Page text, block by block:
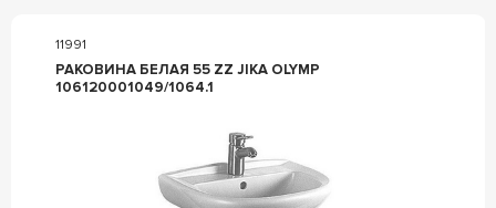
11991
РАКОВИНА БЕЛАЯ 55 ZZ JIKA OLYMP
106120001049/1064.1